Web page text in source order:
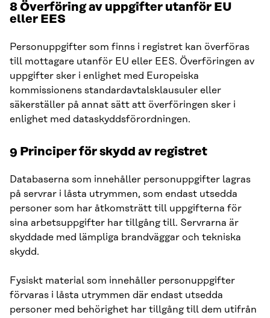
8 Överföring av uppgifter utanför EU
eller EES
Personuppgifter som finns i registret kan överföras
till mottagare utanför EU eller EES. Överföringen av
uppgifter sker i enlighet med Europeiska
kommissionens standardavtalsklausuler eller
säkerställer på annat sätt att överföringen sker i
enlighet med dataskyddsförordningen.
9 Principer för skydd av registret
Databaserna som innehåller personuppgifter lagras
på servrar i låsta utrymmen, som endast utsedda
personer som har åtkomsträtt till uppgifterna för
sina arbetsuppgifter har tillgång till. Servrarna är
skyddade med lämpliga brandväggar och tekniska
skydd.
Fysiskt material som innehåller personuppgifter
förvaras i låsta utrymmen där endast utsedda
personer med behörighet har tillgång till dem utifrån